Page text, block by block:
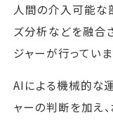
人間の介入可能な
ズ分析などを融合
ジャーが行っていま
AIによる機械的な
ャーの判断を加え